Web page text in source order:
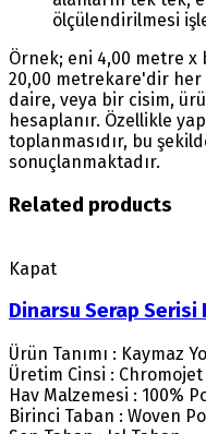
ölçülendirilmesi
Örnek; eni 4,00 metre x
20,00 metrekare'dir her
daire, veya bir cisim,
hesaplanır. Özellikle
toplanmasıdır, bu
sonuçlanmaktadır.
Related products
Kapat
Dinarsu Serap Serisi
Ürün Tanımı : Kaymaz
Üretim Cinsi :
Hav Malzemesi : 100%
Birinci Taban : Woven